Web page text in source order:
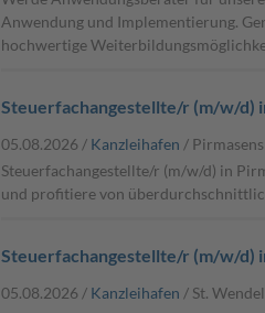
Anwendung und Implementierung.
hochwertige
Steuerfachangestellte/r (m/w/d)
05.08.2026 / Kanzleihafen / Pirmasens
Steuerfachangestellte/r (m/w/d) in
und profitiere von
Steuerfachangestellte/r (m/w/d)
05.08.2026 / Kanzleihafen / St. Wendel